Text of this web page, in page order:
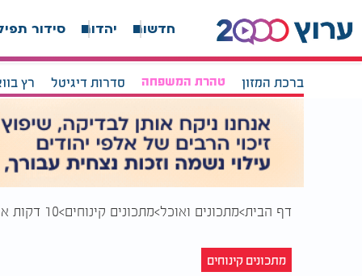
חדשות יהדות סידור
ברכת המזון טהרת המשפחה סדרות דיגיטל רץ
דף הבית מתכונים ואוכל מתכונים קינוחים 10 דקות אפיה: עוגיות "רעידת אדמה" שוקולדיות שנחטפות מהתבנית
מתכונים קינוחים